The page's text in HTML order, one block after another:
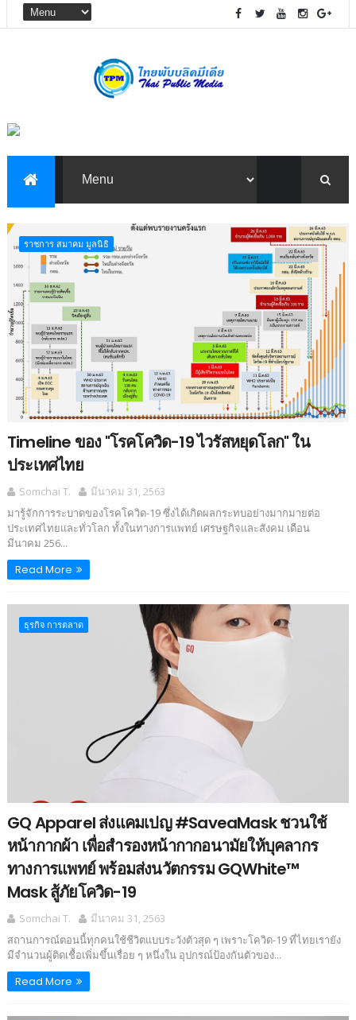
ราชการ สมาคม มูลนิธิ
Timeline ของ "โรคโควิด-19 ไวรัสหยุดโลก" ใน
ประเทศไทย
Somchai T.
มีนาคม 31, 2563
มารู้จักการระบาดของโรคโควิด-19 ซึ่งได้เกิดผลกระทบอย่างมากมายต่อ
ประเทศไทยและทั่วโลก ทั้งในทางการแพทย์ เศรษฐกิจและสังคม เดือน
มีนาคม 256...
Read More
ธุรกิจ การตลาด
GQ Apparel ส่งแคมเปญ #SaveaMask ชวนใช้
หน้ากากผ้า เพื่อสำรองหน้ากากอนามัยให้บุคลากร
ทางการแพทย์ พร้อมส่งนวัตกรรม GQWhite™
Mask สู้ภัยโควิด-19
Somchai T.
มีนาคม 31, 2563
สถานการณ์ตอนนี้ทุกคนใช้ชีวิตแบบระวังตัวสุด ๆ เพราะโควิด-19 ที่ไทยเรายัง
มีจำนวนผู้ติดเชื้อเพิ่มขึ้นเรื่อย ๆ หนึ่งใน อุปกรณ์ป้องกันตัวของ...
Read More